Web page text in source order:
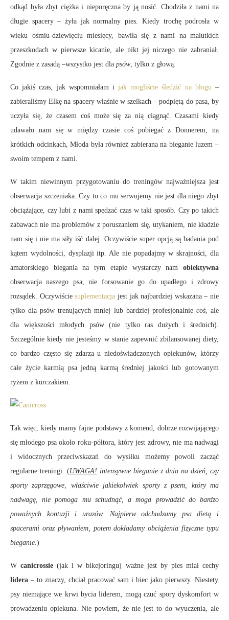
odkąd była zbyt ciężka i nieporęczna by ją nosić. Chodziła z nami na
długie spacery – żyła jak normalny pies. Kiedy trochę podrosła w
wieku ośmiu-dziewięciu miesięcy, bawiła się z nami na malutkich
przeszkodach w pierwsze kicanie, ale nikt jej niczego nie zabraniał.
Zgodnie z zasadą –wszystko jest dla psów, tylko z głową.
Co jakiś czas, jak wspomniałam ijak mogliście śledzić na blogu–
zabieraliśmy Elkę na spacery właśnie w szelkach – podpiętą do pasa, by
uczyła się, że czasem coś może się za nią ciągnąć. Czasami kiedy
udawało nam się w między czasie coś pobiegać z Donnerem, na
krótkich odcinkach, Młoda była również zabierana na bieganie luzem –
swoim tempem z nami.
W takim niewinnym przygotowaniu do treningów najważniejsza jest
obserwacja szczeniaka. Czy to co mu serwujemy nie jest dla niego zbyt
obciążające, czy lubi z nami spędzać czas w taki sposób. Czy po takich
zabawach nie ma problemów z poruszaniem się, utykaniem, nie kładzie
nam się i nie ma siły iść dalej. Oczywiście super opcją są badania pod
kątem wydolności, dysplazji itp. Ale nie popadajmy w skrajności, dla
amatorskiego biegania na tym etapie wystarczy nam obiektywna
obserwacja naszego psa, nie forsowanie go do upadłego i zdrowy
rozsądek. Oczywiściesuplementacja jest jak najbardziej wskazana – nie
tylko dla psów trenujących mniej lub bardziej profesjonalnie coś, ale
dla większości młodych psów (nie tylko ras dużych i średnich).
Szczególnie kiedy nie jesteśmy w stanie zapewnić zbilansowanej diety,
co bardzo często się zdarza u niedoświadczonych opiekunów, którzy
całe życie karmią psa jedną karmą średniej jakości lub gotowanym
ryżem z kurczakiem.
Tak więc, kiedy mamy fajne podstawy z komend, dobrze rozwijającego
się młodego psa około roku-półtora, który jest zdrowy, nie ma nadwagi
i widocznych przeciwskazań do wysiłku możemy powoli zacząć
regularne treningi. (UWAGA! intensywne bieganie z dnia na dzień, czy
sporty zaprzęgowe, właściwie jakiekolwiek sporty z psem, który ma
nadwagę, nie pomoga mu schudnąć, a moga prowadzić do bardzo
poważnych kontuzji i urazów. Najpierw odchudzamy psa dietą i
spacerami oraz pływaniem, potem dokładamy obciążenia fizyczne typu
bieganie.)
Wcanicrossie (jak i w bikejoringu) ważne jest by pies miał cechy
lidera – to znaczy, chciał pracować sam i biec jako pierwszy. Niestety
psy niemające we krwi bycia liderem, mogą czuć spory dyskomfort w
prowadzeniu opiekuna. Nie powiem, że nie jest to do wyuczenia, ale